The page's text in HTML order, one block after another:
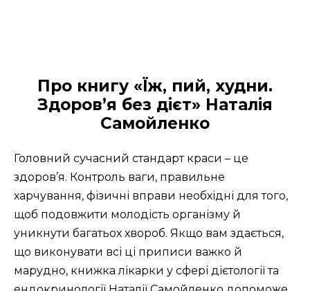
Про книгу «Їж, пий, худни.
Здоров’я без дієт» Наталія
Самойленко
Головний сучасний стандарт краси – це
здоров’я. Контроль ваги, правильне
харчування, фізичні вправи необхідні для того,
щоб подовжити молодість організму й
уникнути багатьох хвороб. Якщо вам здається,
що виконувати всі ці приписи важко й
марудно, книжка лікарки у сфері дієтології та